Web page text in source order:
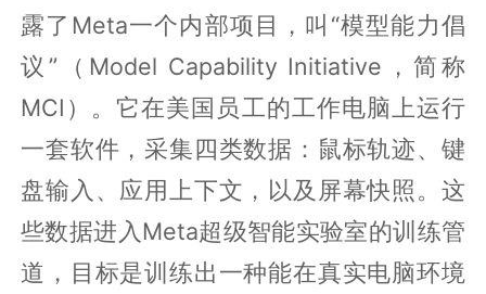
露了Meta一个内部项目，叫“模型能力倡
议”（Model Capability Initiative，简称
MCI）。它在美国员工的工作电脑上运行
一套软件，采集四类数据：鼠标轨迹、键
盘输入、应用上下文，以及屏幕快照。这
些数据进入Meta超级智能实验室的训练管
道，目标是训练出一种能在真实电脑环境